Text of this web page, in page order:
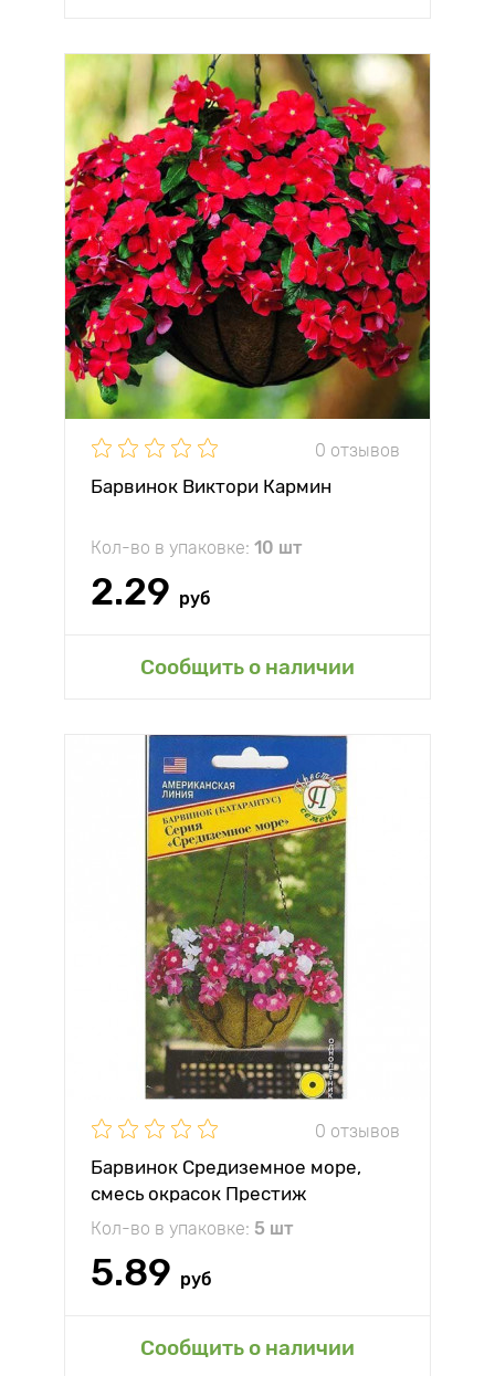
0 отзывов
Барвинок Виктори Кармин
Кол-во в упаковке: 10 шт
2.29 руб
Сообщить о наличии
0 отзывов
Барвинок Средиземное море,
смесь окрасок Престиж
Кол-во в упаковке: 5 шт
5.89 руб
Сообщить о наличии